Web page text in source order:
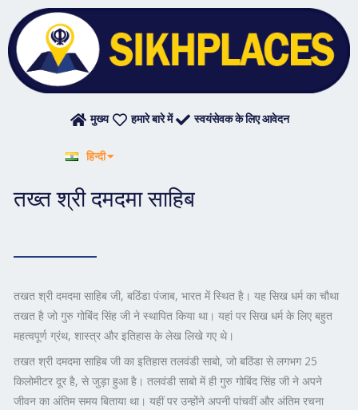
content
मुख्य हमारे बारे में स्वयंसेवक के लिए आवेदन
हिन्दी
ਪੰਜਾਬੀ
तख्त श्री दमदमा साहिब
तखत श्री दमदमा साहिब जी, बठिंडा पंजाब, भारत में स्थित है। यह सिख धर्म का चौथा
तखत है जो गुरु गोबिंद सिंह जी ने स्थापित किया था। यहां पर सिख धर्म के लिए बहुत
महत्वपूर्ण ग्रंथ, शास्त्र और इतिहास के लेख लिखे गए थे।
तखत श्री दमदमा साहिब जी का इतिहास तलवंडी साबो, जो बठिंडा से लगभग 25
किलोमीटर दूर है, से जुड़ा हुआ है। तलवंडी साबो में ही गुरु गोबिंद सिंह जी ने अपने
जीवन का अंतिम समय बिताया था। यहीं पर उन्होंने अपनी पांचवीं और अंतिम रचना